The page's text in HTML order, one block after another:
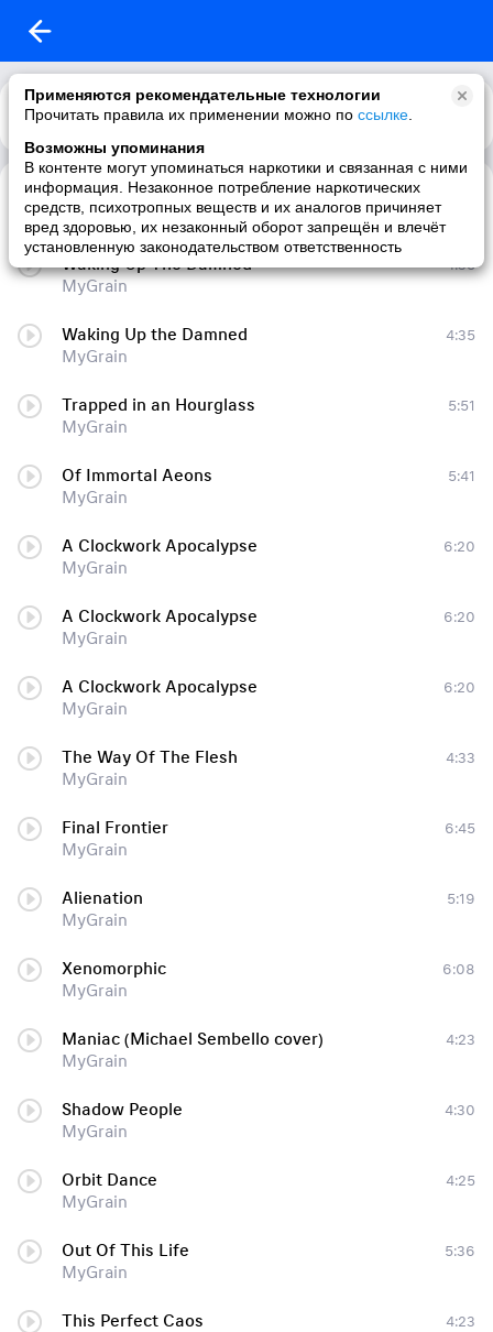
Применяются рекомендательные технологии
Прочитать правила их применении можно по ссылке
Возможны упоминания
В контенте могут упоминаться наркотики и связанная с ними
информация. Незаконное потребление наркотических
средств, психотропных веществ и их аналогов причиняет
вред здоровью, их незаконный оборот запрещён и влечёт
установленную законодательством ответственность
Каталог Рекомендации
The Perfect Chaos
MyGrain
Waking Up The Damned
MyGrain
4:35
Waking Up the Damned
MyGrain
4:35
Trapped in an Hourglass
MyGrain
5:51
Of Immortal Aeons
MyGrain
5:41
A Clockwork Apocalypse
MyGrain
6:20
A Clockwork Apocalypse
MyGrain
6:20
A Clockwork Apocalypse
MyGrain
6:20
The Way Of The Flesh
MyGrain
4:33
Final Frontier
MyGrain
6:45
Alienation
MyGrain
5:19
Xenomorphic
MyGrain
6:08
Maniac (Michael Sembello cover)
MyGrain
4:23
Shadow People
MyGrain
4:30
Orbit Dance
MyGrain
4:25
Out Of This Life
MyGrain
5:36
This Perfect Caos
4:23